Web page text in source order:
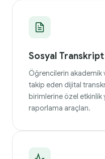
Sosyal Transkript
Öğrencilerin akademik
takip eden dijital
birimlerine özel etkinlik
raporlama araçları.